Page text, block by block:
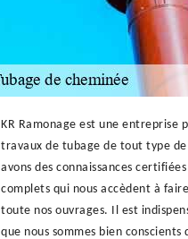
KR Ramonage est une entreprise
travaux de tubage de tout type
avons des connaissances
complets qui nous accèdent à
toute nos ouvrages. Il est
que nous sommes bien